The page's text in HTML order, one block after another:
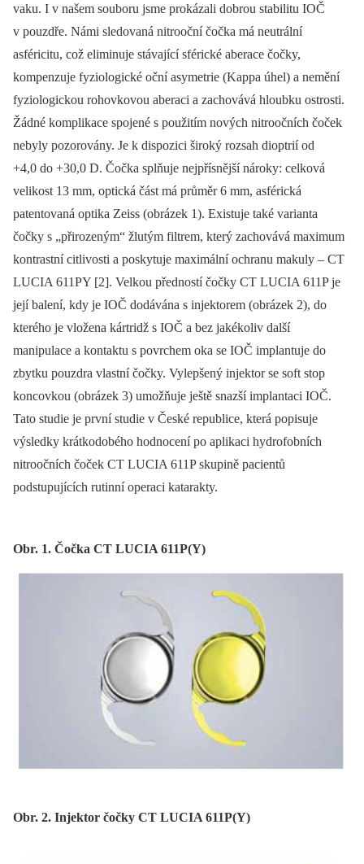
vaku. I v našem souboru jsme prokázali dobrou stabilitu IOČ
v pouzdře. Námi sledovaná nitrooční čočka má neutrální
asféricitu, což eliminuje stávající sférické aberace čočky,
kompenzuje fyziologické oční asymetrie (Kappa úhel) a nemění
fyziologickou rohovkovou aberaci a zachovává hloubku ostrosti.
Žádné komplikace spojené s použitím nových nitroočních čoček
nebyly pozorovány. Je k dispozici široký rozsah dioptrií od
+4,0 do +30,0 D. Čočka splňuje nejpřísnější nároky: celková
velikost 13 mm, optická část má průměr 6 mm, asférická
patentovaná optika Zeiss (obrázek 1). Existuje také varianta
čočky s „přirozeným“ žlutým filtrem, který zachovává maximum
kontrastní citlivosti a poskytuje maximální ochranu makuly –⁠ CT
LUCIA 611PY [2]. Velkou předností čočky CT LUCIA 611P je
její balení, kdy je IOČ dodávána s injektorem (obrázek 2), do
kterého je vložena kártridž s IOČ a bez jakékoliv další
manipulace a kontaktu s povrchem oka se IOČ implantuje do
zbytku pouzdra vlastní čočky. Vylepšený injektor se soft stop
koncovkou (obrázek 3) umožňuje ještě snazší implantaci IOČ.
Tato studie je první studie v České republice, která popisuje
výsledky krátkodobého hodnocení po aplikaci hydrofobních
nitroočních čoček CT LUCIA 611P skupině pacientů
podstupujících rutinní operaci katarakty.
Obr. 1. Čočka CT LUCIA 611P(Y)
Obr. 2. Injektor čočky CT LUCIA 611P(Y)